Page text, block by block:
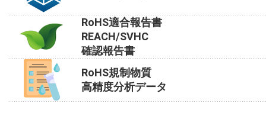
RoHS適合報告書
REACH/SVHC
確認報告書
RoHS規制物質
高精度分析データ